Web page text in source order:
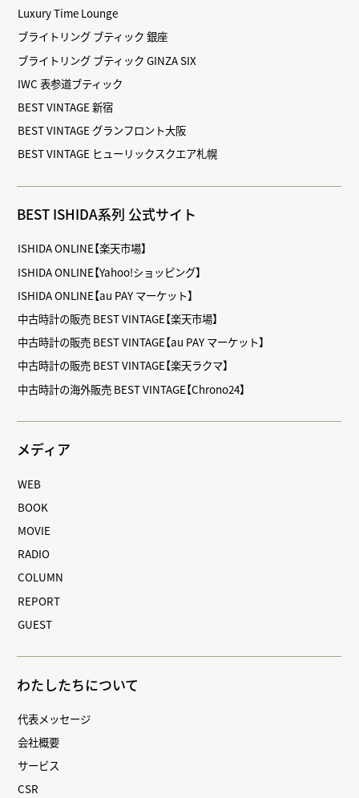
Luxury Time Lounge
ブライトリング ブティック 銀座
ブライトリング ブティック GINZA SIX
IWC 表参道ブティック
BEST VINTAGE 新宿
BEST VINTAGE グランフロント大阪
BEST VINTAGE ヒューリックスクエア札幌
BEST ISHIDA系列 公式サイト
ISHIDA ONLINE【楽天市場】
ISHIDA ONLINE【Yahoo!ショッピング】
ISHIDA ONLINE【au PAY マーケット】
中古時計の販売 BEST VINTAGE【楽天市場】
中古時計の販売 BEST VINTAGE【au PAY マーケット】
中古時計の販売 BEST VINTAGE【楽天ラクマ】
中古時計の海外販売 BEST VINTAGE【Chrono24】
メディア
WEB
BOOK
MOVIE
RADIO
COLUMN
REPORT
GUEST
わたしたちについて
代表メッセージ
会社概要
サービス
CSR